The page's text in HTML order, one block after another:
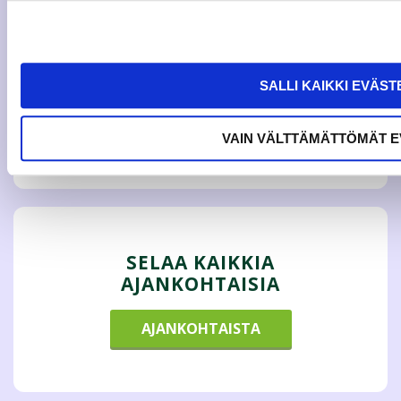
SALLI KAIKKI
VAIN VÄLTTÄMÄTTÖMÄT
SEURAAVA ARTIKKELI
VIIKKOTIEDOTE, VIIKKO 41 |
KONTAKTIVAPAALLA?
TARKISTA, ETTÄ JÄSENYYTESI
ON VOIMASSA?
SELAA KAIKKIA
AJANKOHTAISIA
AJANKOHTAISTA